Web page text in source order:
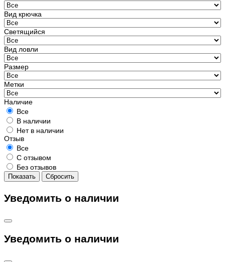
Вид крючка
Светящийся
Вид ловли
Размер
Метки
Наличие
Все
В наличии
Нет в наличии
Отзыв
Все
С отзывом
Без отзывов
Показать Сбросить
Уведомить о наличии
Уведомить о наличии